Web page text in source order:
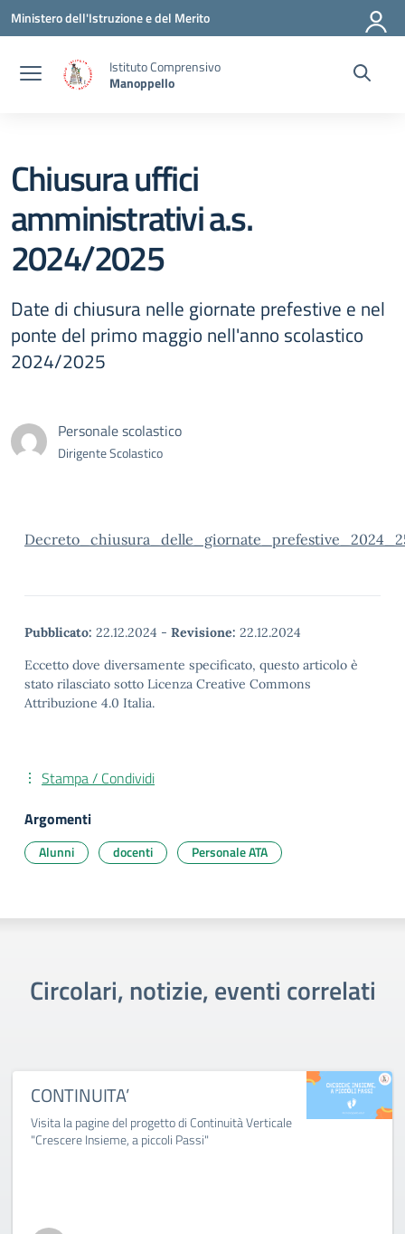
Vai ai contenuti
Vai al menu di navigazione
Vai al footer
Ministero dell'Istruzione e del Merito
Istituto Comprensivo
Manoppello
Chiusura uffici
amministrativi a.s.
2024/2025
Date di chiusura nelle giornate prefestive e nel
ponte del primo maggio nell'anno scolastico
2024/2025
Personale scolastico
Dirigente Scolastico
Pubblicato: 22.12.2024 - Revisione: 22.12.2024
Eccetto dove diversamente specificato, questo articolo è
stato rilasciato sotto Licenza Creative Commons
Attribuzione 4.0 Italia.
Stampa / Condividi
Argomenti
Alunni docenti Personale ATA
Circolari, notizie, eventi correlati
CONTINUITA’
Visita la pagine del progetto di Continuità Verticale
"Crescere Insieme, a piccoli Passi"